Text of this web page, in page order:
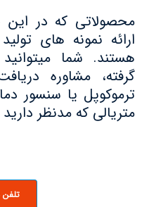
محصولاتی که در
ارائه نمونه های
هستند. شما
گرفته، مشاوره
ترموکوپل یا سنسور
متریالی که مدنظر
تلفن